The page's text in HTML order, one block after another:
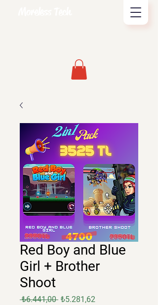
Red Boy and Blue
Girl + Brother
Shoot
₺6.441,00 Normal
₺5.281,62